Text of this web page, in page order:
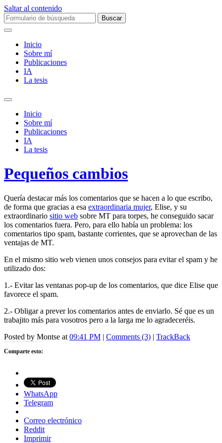
Saltar al contenido
Buscar:
Inicio
Sobre mí­
Publicaciones
IA
La tesis
Alternar
campo
búsqueda
Inicio
Sobre mí­
Publicaciones
IA
La tesis
Pequeños cambios
Quería destacar más los comentarios que se hacen a lo que escribo,
de forma que gracias a esa extraordinaria mujer, Elise, y su
extraordinario sitio web sobre MT para torpes, he conseguido sacar
los comentarios fuera. Pero, para ello había un problema: los
comentarios tipo spam, bastante corrientes, que se aprovechan de las
ventajas de MT.
En el mismo sitio web vienen unos consejos para evitar el spam y he
utilizado dos:
1.- Evitar las ventanas pop-up de los comentarios, que dice Elise que
favorece el spam.
2.- Obligar a prever los comentarios antes de enviarlo. Sé que es un
trabajito más para vosotros pero a la larga me lo agradeceréis.
Posted by Montse at 09:41 PM | Comments (3) | TrackBack
Comparte esto:
WhatsApp
Telegram
Correo electrónico
Reddit
Imprimir